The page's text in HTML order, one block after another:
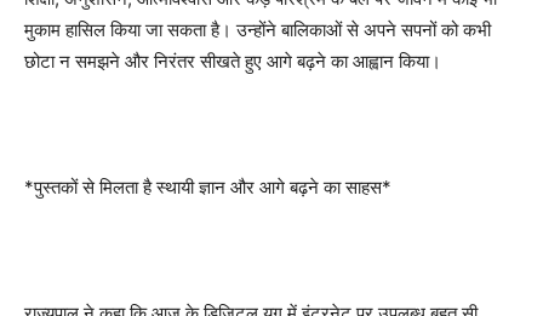
मुकाम हासिल किया जा सकता है। उन्होंने बालिकाओं से अपने सपनों को कभी
छोटा न समझने और निरंतर सीखते हुए आगे बढ़ने का आह्वान किया।
*पुस्तकों से मिलता है स्थायी ज्ञान और आगे बढ़ने का साहस*